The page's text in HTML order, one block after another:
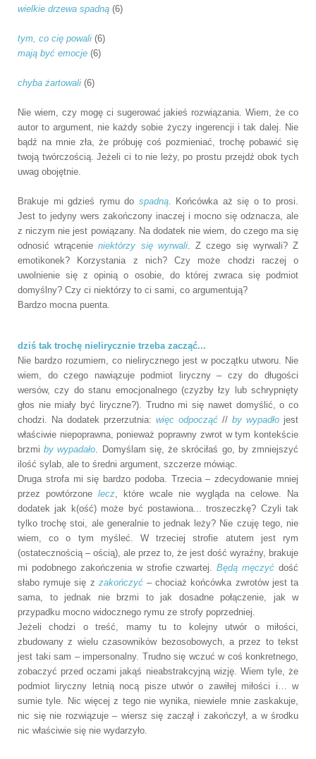
wielkie drzewa spadną (6)
tym, co cię powali (6)
mają być emocje (6)
chyba żartowali (6)
Nie wiem, czy mogę ci sugerować jakieś rozwiązania. Wiem, że co
autor to argument, nie każdy sobie życzy ingerencji i tak dalej. Nie
bądź na mnie zła, że próbuję coś pozmieniać, trochę pobawić się
twoją twórczością. Jeżeli ci to nie leży, po prostu przejdź obok tych
uwag obojętnie.
Brakuje mi gdzieś rymu do spadną. Końcówka aż się o to prosi.
Jest to jedyny wers zakończony inaczej i mocno się odznacza, ale
z niczym nie jest powiązany. Na dodatek nie wiem, do czego ma się
odnosić wtrącenieniektórzy się wyrwali. Z czego się wyrwali? Z
emotikonek? Korzystania z nich? Czy może chodzi raczej o
uwolnienie się z opinią o osobie, do której zwraca się podmiot
domyślny? Czy ci niektórzy to ci sami, co argumentują?
Bardzo mocna puenta.
dziś tak trochę nielirycznie trzeba zacząć...
Nie bardzo rozumiem, co nielirycznego jest w początku utworu. Nie
wiem, do czego nawiązuje podmiot liryczny – czy do długości
wersów, czy do stanu emocjonalnego (czyżby łzy lub schrypnięty
głos nie miały być liryczne?). Trudno mi się nawet domyślić, o co
chodzi. Na dodatek przerzutnia: więc odpocząć // by wypadło jest
właściwie niepoprawna, ponieważ poprawny zwrot w tym kontekście
brzmiby wypadało. Domyślam się, że skróciłaś go, by zmniejszyć
ilość sylab, ale to średni argument, szczerze mówiąc.
Druga strofa mi się bardzo podoba. Trzecia – zdecydowanie mniej
przez powtórzone lecz, które wcale nie wygląda na celowe. Na
dodatek jak k(ość) może być postawiona... troszeczkę? Czyli tak
tylko trochę stoi, ale generalnie to jednak leży? Nie czuję tego, nie
wiem, co o tym myśleć. W trzeciej strofie atutem jest rym
(ostatecznością – ością), ale przez to, że jest dość wyraźny, brakuje
mi podobnego zakończenia w strofie czwartej.Będą męczyć dość
słabo rymuje się z zakończyć– chociaż końcówka zwrotów jest ta
sama, to jednak nie brzmi to jak dosadne połączenie, jak w
przypadku mocno widocznego rymu ze strofy poprzedniej.
Jeżeli chodzi o treść, mamy tu to kolejny utwór o miłości,
zbudowany z wielu czasowników bezosobowych, a przez to tekst
jest taki sam – impersonalny. Trudno się wczuć w coś konkretnego,
zobaczyć przed oczami jakąś nieabstrakcyjną wizję. Wiem tyle, że
podmiot liryczny letnią nocą pisze utwór o zawiłej miłości i… w
sumie tyle. Nic więcej z tego nie wynika, niewiele mnie zaskakuje,
nic się nie rozwiązuje – wiersz się zaczął i zakończył, a w środku
nic właściwie się nie wydarzyło.